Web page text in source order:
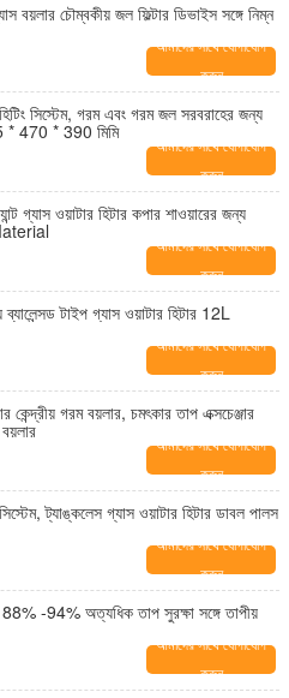
বয়লার চৌম্বকীয় জল ফিল্টার ডিভাইস সঙ্গে নিম্ন
আমাদের সাথে যোগাযোগ
করুন
সিস্টেম, গরম এবং গরম জল সরবরাহের জন্য
* 470 * 390 মিমি
আমাদের সাথে যোগাযোগ
করুন
গ্যাস ওয়াটার হিটার কপার শাওয়ারের জন্য
আমাদের সাথে যোগাযোগ
করুন
টাইপ গ্যাস ওয়াটার হিটার 12L
আমাদের সাথে যোগাযোগ
করুন
কেন্দ্রীয় গরম বয়লার, চমৎকার তাপ এক্সচেঞ্জার
আমাদের সাথে যোগাযোগ
করুন
ট্যাঙ্কলেস গ্যাস ওয়াটার হিটার ডাবল পালস
আমাদের সাথে যোগাযোগ
করুন
88% -94% অত্যধিক তাপ সুরক্ষা সঙ্গে তাপীয়
আমাদের সাথে যোগাযোগ
করুন